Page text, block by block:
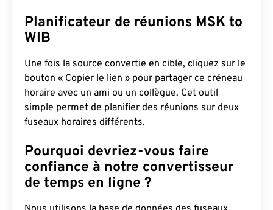
Planificateur de réunions MSK to
WIB
Une fois la source convertie en cible, cliquez sur le
bouton « Copier le lien » pour partager ce créneau
horaire avec un ami ou un collègue. Cet outil
simple permet de planifier des réunions sur deux
fuseaux horaires différents.
Pourquoi devriez-vous faire
confiance à notre convertisseur
de temps en ligne ?